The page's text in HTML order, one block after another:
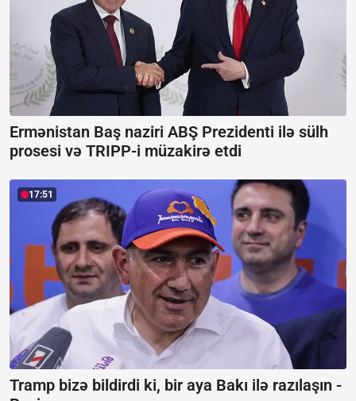
Ermənistan Baş naziri ABŞ Prezidenti ilə sülh
prosesi və TRIPP-i müzakirə etdi
17:51
Tramp bizə bildirdi ki, bir aya Bakı ilə razılaşın -